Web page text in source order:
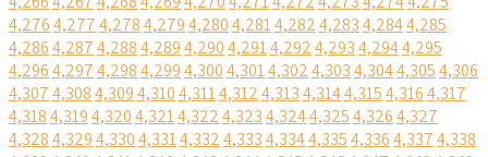
4,2764,2774,2784,2794,2804,2814,2824,2834,2844,285
4,2864,2874,2884,2894,2904,2914,2924,2934,2944,295
4,2964,2974,2984,2994,3004,3014,3024,3034,3044,3054,306
4,3074,3084,3094,3104,3114,3124,3134,3144,3154,3164,317
4,3184,3194,3204,3214,3224,3234,3244,3254,3264,327
4,3284,3294,3304,3314,3324,3334,3344,3354,3364,3374,338